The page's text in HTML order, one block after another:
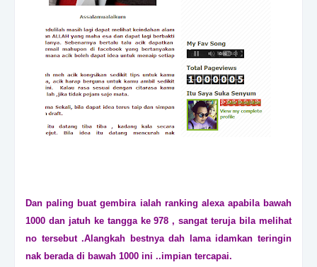
Dan paling buat gembira ialah ranking alexa apabila bawah
1000 dan jatuh ke tangga ke 978 , sangat teruja bila melihat
no tersebut .Alangkah bestnya dah lama idamkan teringin
nak berada di bawah 1000 ini ..impian tercapai.